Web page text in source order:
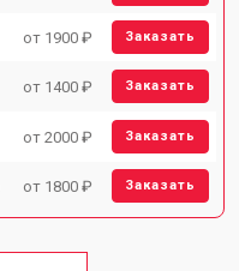
от 1900 ₽ Заказать
от 1400 ₽ Заказать
от 2000 ₽ Заказать
от 1800 ₽ Заказать